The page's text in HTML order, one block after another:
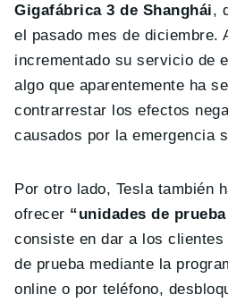
Gigafábrica 3 de Shanghái,
el pasado mes de diciembre.
incrementado su servicio de
algo que aparentemente ha
contrarrestar los efectos
causados por la emergencia
Por otro lado, Tesla también
ofrecer “unidades de
consiste en dar a los
de prueba mediante la
online o por teléfono,